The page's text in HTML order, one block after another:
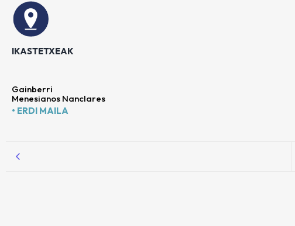
IKASTETXEAK
Gainberri
Menesianos Nanclares
• ERDI MAILA